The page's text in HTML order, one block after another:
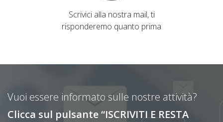
Scrivici alla nostra mail, ti
risponderemo quanto prima
Vuoi essere informato sulle nostre attività?
Clicca sul pulsante “ISCRIVITI E RESTA